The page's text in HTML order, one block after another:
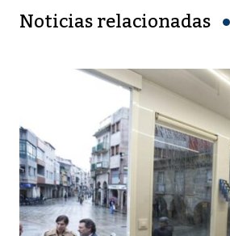
Noticias relacionadas